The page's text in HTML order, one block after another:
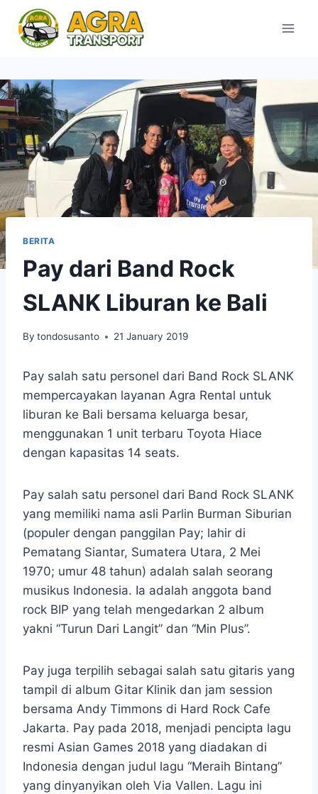
content
BERITA
Pay dari Band Rock
SLANK Liburan ke Bali
By tondosusanto 21 January 2019
Pay salah satu personel dari Band Rock SLANK
mempercayakan layanan Agra Rental untuk
liburan ke Bali bersama keluarga besar,
menggunakan 1 unit terbaru Toyota Hiace
dengan kapasitas 14 seats.
Pay salah satu personel dari Band Rock SLANK
yang memiliki nama asli Parlin Burman Siburian
(populer dengan panggilan Pay; lahir di
Pematang Siantar, Sumatera Utara, 2 Mei
1970; umur 48 tahun) adalah salah seorang
musikus Indonesia. Ia adalah anggota band
rock BIP yang telah mengedarkan 2 album
yakni “Turun Dari Langit” dan “Min Plus”.
Pay juga terpilih sebagai salah satu gitaris yang
tampil di album Gitar Klinik dan jam session
bersama Andy Timmons di Hard Rock Cafe
Jakarta. Pay pada 2018, menjadi pencipta lagu
resmi Asian Games 2018 yang diadakan di
Indonesia dengan judul lagu “Meraih Bintang”
yang dinyanyikan oleh Via Vallen. Lagu ini